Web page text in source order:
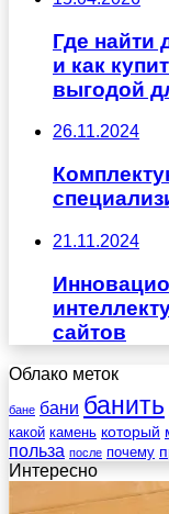
Где найти
и как
выгодой
26.11.2024
21.11.2024
сайтов
Облако меток
бане бани банить
какой камень который
польза после почему
Интересно